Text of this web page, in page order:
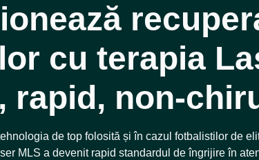
cu terapia
rapid, non-
de top folosită și în cazul fotbalistilor de
MLS a devenit rapid standardul de îngrijire în